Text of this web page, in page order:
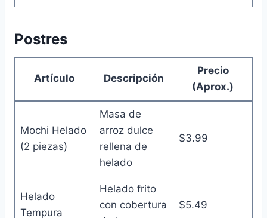
Postres
Artículo Descripción
Precio
(Aprox.)
Mochi Helado
(2 piezas)
Masa de
arroz dulce
rellena de
helado
$3.99
Helado
Tempura
Helado frito
con cobertura
$5.49